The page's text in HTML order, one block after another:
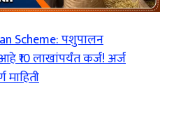
Scheme: पशुपालन
₹10 लाखांपर्यंत कर्ज! अर्ज
माहिती